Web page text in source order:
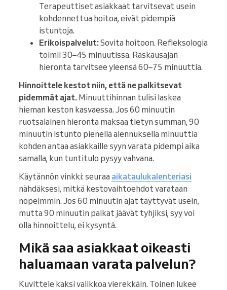
Terapeuttiset asiakkaat tarvitsevat usein
kohdennettua hoitoa, eivät pidempiä
istuntoja.
Erikoispalvelut:Sovita hoitoon. Refleksologia
toimii 30–45 minuutissa. Raskausajan
hieronta tarvitsee yleensä 60–75 minuuttia.
Hinnoittele kestot niin, että ne palkitsevat
pidemmät ajat. Minuuttihinnan tulisi laskea
hieman keston kasvaessa. Jos 60 minuutin
ruotsalainen hieronta maksaa tietyn summan, 90
minuutin istunto pienellä alennuksella minuuttia
kohden antaa asiakkaille syyn varata pidempi aika
samalla, kun tuntitulo pysyy vahvana.
Käytännön vinkki: seuraa aikataulukalenteriasi
nähdäksesi, mitkä kestovaihtoehdot varataan
nopeimmin. Jos 60 minuutin ajat täyttyvät usein,
mutta 90 minuutin paikat jäävät tyhjiksi, syy voi
olla hinnoittelu, ei kysyntä.
Mikä saa asiakkaat oikeasti
haluamaan varata palvelun?
Kuvittele kaksi valikkoa vierekkäin. Toinen lukee